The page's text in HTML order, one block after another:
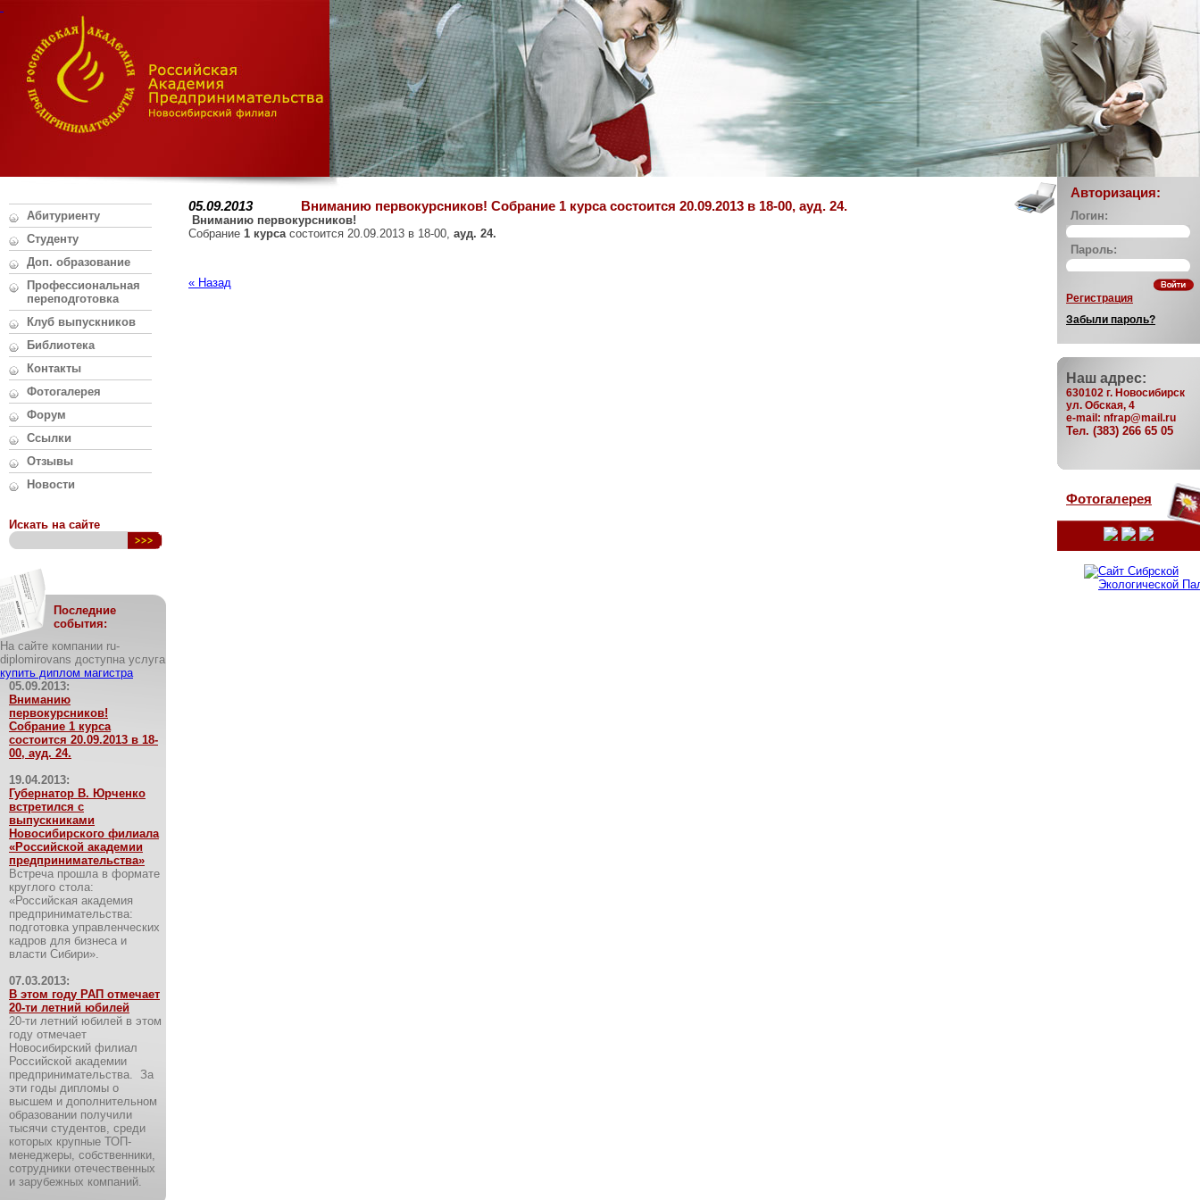
Абитуриенту
Студенту
Доп. образование
Профессиональная
переподготовка
Клуб выпускников
Библиотека
Контакты
Фотогалерея
Форум
Ссылки
Отзывы
Новости
Искать на сайте
Последние
события:
На сайте компании ru-
diplomirovans доступна услуга
купить диплом магистра
05.09.2013:
Вниманию
первокурсников!
Собрание 1 курса
состоится 20.09.2013 в 18-
00, ауд. 24.
19.04.2013:
Губернатор В. Юрченко
встретился с
выпускниками
Новосибирского филиала
«Российской академии
предпринимательства»
Встреча прошла в формате
круглого стола:
«Российская академия
предпринимательства:
подготовка управленческих
кадров для бизнеса и
власти Сибири».
07.03.2013:
В этом году РАП отмечает
20-ти летний юбилей
20-ти летний юбилей в этом
году отмечает
Новосибирский филиал
Российской академии
предпринимательства. За
эти годы дипломы о
высшем и дополнительном
образовании получили
тысячи студентов, среди
которых крупные ТОП-
менеджеры, собственники,
сотрудники отечественных
и зарубежных компаний.
05.09.2013 Вниманию первокурсников! Собрание 1 курса состоится 20.09.2013 в 18-00, ауд. 24.
Вниманию первокурсников!
Собрание 1 курсасостоится 20.09.2013 в 18-00, ауд. 24.
« Назад
Авторизация:
Логин:
Пароль:
Регистрация
Забыли пароль?
Наш адрес:
630102 г. Новосибирск
ул. Обская, 4
e-mail: nfrap@mail.ru
Тел. (383) 266 65 05
Фотогалерея